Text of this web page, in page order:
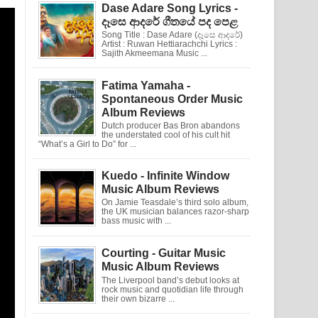
Dase Adare Song Lyrics -
දෑසෙ ආදරේ ගීතයේ පද පෙළ
Song Title : Dase Adare (දෑසෙ ආදරේ)
Artist : Ruwan Hettiarachchi Lyrics :
Sajith Akmeemana Music ...
Fatima Yamaha -
Spontaneous Order Music
Album Reviews
Dutch producer Bas Bron abandons
the understated cool of his cult hit
“What’s a Girl to Do” for ...
Kuedo - Infinite Window
Music Album Reviews
On Jamie Teasdale’s third solo album,
the UK musician balances razor-sharp
bass music with ...
Courting - Guitar Music
Music Album Reviews
The Liverpool band’s debut looks at
rock music and quotidian life through
their own bizarre ...